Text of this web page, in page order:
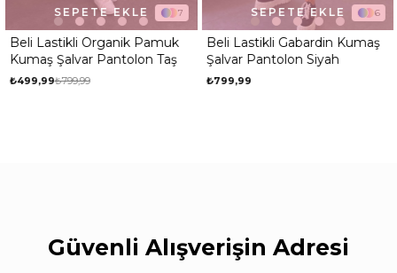
7
Beli Lastikli Organik Pamuk
Kumaş Şalvar Pantolon Taş
₺499,99₺799,99
SEPETE EKLE 6
Beli Lastikli Gabardin Kumaş
Şalvar Pantolon Siyah
₺799,99
SEPETE EKLE
Güvenli Alışverişin Adresi